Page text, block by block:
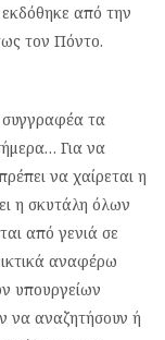
από την
τον Πόντο.
συγγραφέα τα
Για να
να χαίρεται η
η σκυτάλη όλων
από γενιά σε
αναφέρω
υπουργείων
να αναζητήσουν ή